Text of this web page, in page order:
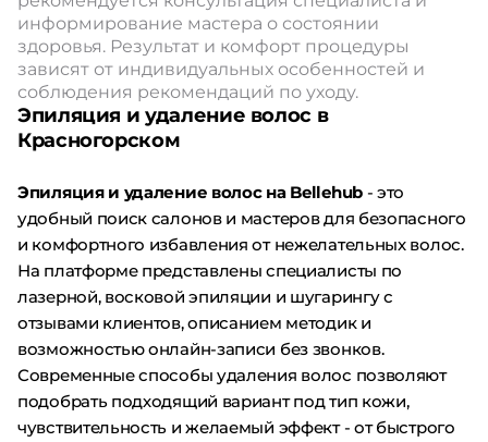
информирование мастера о состоянии
здоровья. Результат и комфорт процедуры
зависят от индивидуальных особенностей и
соблюдения рекомендаций по уходу.
Эпиляция и удаление волос в
Красногорском
Эпиляция и удаление волос на Bellehub- это
удобный поиск салонов и мастеров для безопасного
и комфортного избавления от нежелательных волос.
На платформе представлены специалисты по
лазерной, восковой эпиляции и шугарингу с
отзывами клиентов, описанием методик и
возможностью онлайн-записи без звонков.
Современные способы удаления волос позволяют
подобрать подходящий вариант под тип кожи,
чувствительность и желаемый эффект - от быстрого